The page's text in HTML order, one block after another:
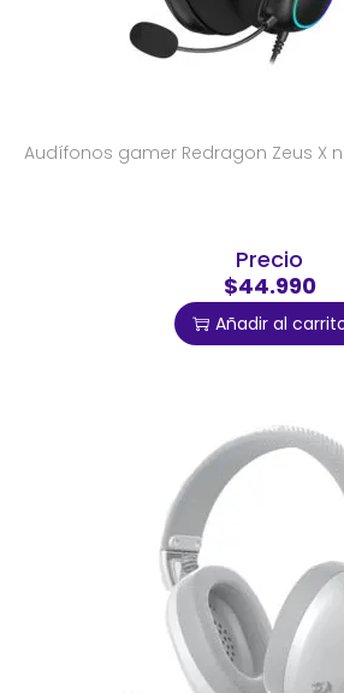
Audífonos gamer Redragon Zeus X
Precio
$44.990
Añadir al